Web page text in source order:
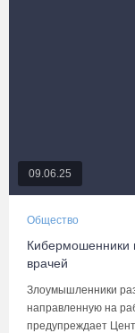
09.06.25
Общество
Кибермошенники
врачей
Злоумышленники
направленную на
предупреждает